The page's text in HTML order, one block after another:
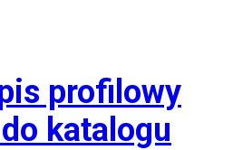
profilowy
katalogu